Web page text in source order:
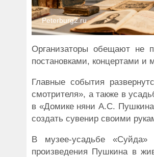
Peterburg2.ru
Организаторы обещают не
постановками, концертами и
Главные события
смотрителя», а также в
в «Домике няни А.С.
создать сувенир своими
В музее-усадьбе «Суйда»
произведения Пушкина в